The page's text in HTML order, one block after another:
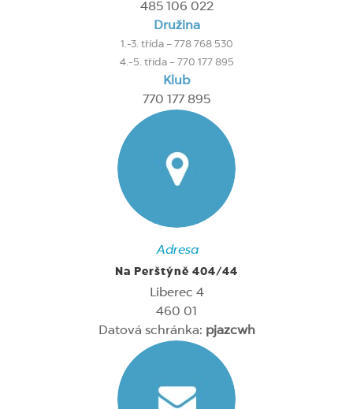
485 106 022
Družina
1.-3. třída – 778 768 530
4.-5. třída – 770 177 895
Klub
770 177 895
Adresa
Na Perštýně 404/44
Liberec 4
460 01
Datová schránka: pjazcwh